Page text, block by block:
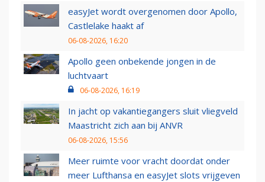
easyJet wordt overgenomen door Apollo,
Castlelake haakt af
06-08-2026, 16:20
Apollo geen onbekende jongen in de
luchtvaart
06-08-2026, 16:19
In jacht op vakantiegangers sluit vliegveld
Maastricht zich aan bij ANVR
06-08-2026, 15:56
Meer ruimte voor vracht doordat onder
meer Lufthansa en easyJet slots vrijgeven